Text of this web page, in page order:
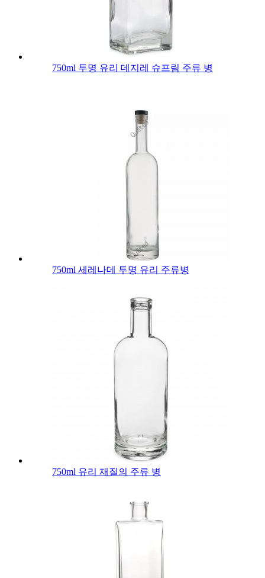
750ml 투명 유리 데지레 슈프림 주류 병
750ml 세레나데 투명 유리 주류병
750ml 유리 재질의 주류 병